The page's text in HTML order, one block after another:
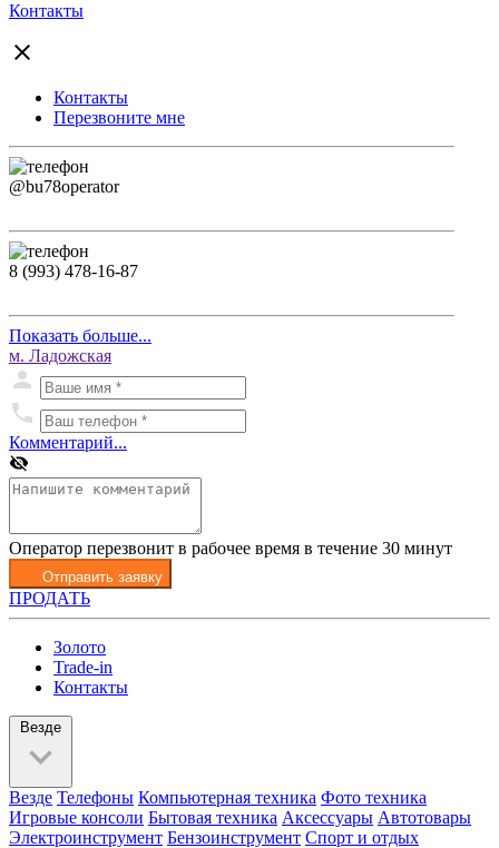
Контакты
Контакты
Перезвоните мне
@bu78operator
8 (993) 478-16-87
Показать больше...
м. Ладожская
Комментарий...
Оператор перезвонит в рабочее время в течение 30 минут
Отправить заявку
ПРОДАТЬ
Золото
Trade-in
Контакты
Везде
Везде Телефоны Компьютерная техника Фото техника
Игровые консоли Бытовая техника Аксессуары Автотовары
Электроинструмент Бензоинструмент Спорт и отдых